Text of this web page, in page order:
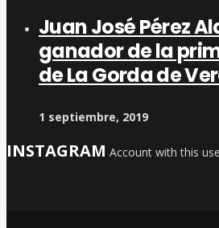
Juan José Pérez
ganador de la
de La Gorda de
1 septiembre, 2019
INSTAGRAM Account with this